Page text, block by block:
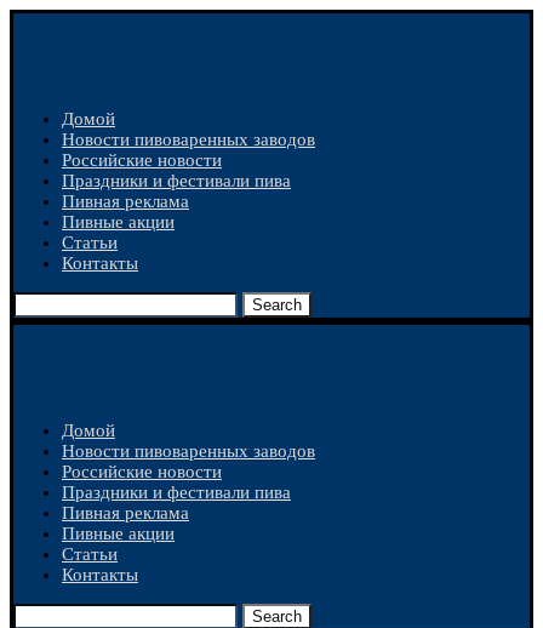
Домой
Новости пивоваренных заводов
Российские новости
Праздники и фестивали пива
Пивная реклама
Пивные акции
Статьи
Контакты
Search
Домой
Новости пивоваренных заводов
Российские новости
Праздники и фестивали пива
Пивная реклама
Пивные акции
Статьи
Контакты
Search